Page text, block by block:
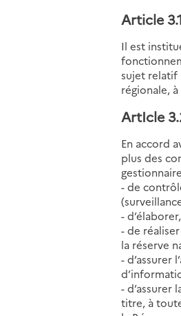
Article
Il est
sujet relatif
régionale,
ArtIcle
En accord
plus des
- de
-
- de
la réserve
-
- d’assurer
titre, à